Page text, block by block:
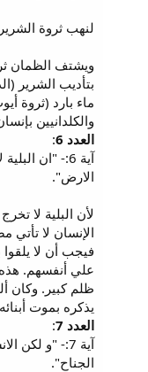
لنهب ثروة
ويشتف الظمان
بتأديب الشرير
ماء بارد (ثروة
والكلدانيين
العدد 6
:
آية 6:- "ان
الارض".
لأن البلية لا
الإنسان لا
فيجب أن لا
علي أنفسهم.
ظلم كبير. وكان
يذكره بموت
العدد 7
:
آية 7:- "و
الجناح".